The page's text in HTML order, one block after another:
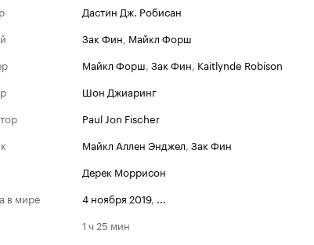
Дастин Дж. Робисан
Зак Фин, Майкл Форш
Майкл Форш, Зак Фин, Kaitlynde Robison
Шон Джиаринг
Paul Jon Fischer
Майкл Аллен Энджел, Зак Фин
Дерек Моррисон
в мире
4 ноября 2019, ...
1 ч 25 мин